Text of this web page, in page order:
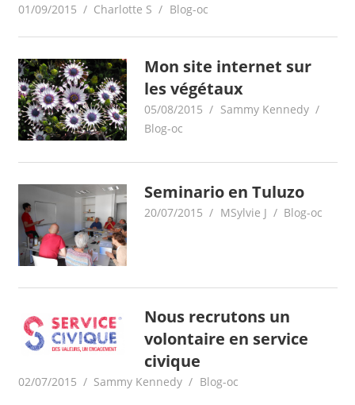
01/09/2015 Charlotte S Blog-oc
Mon site internet sur
les végétaux
05/08/2015
Sammy Kennedy
Blog-oc
Seminario en Tuluzo
20/07/2015 MSylvie J Blog-oc
Nous recrutons un
volontaire en service
civique
02/07/2015 Sammy Kennedy Blog-oc